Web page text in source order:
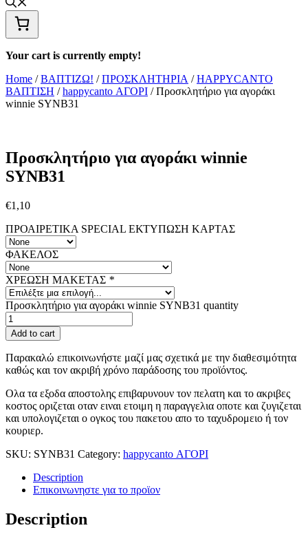
Your cart is currently empty!
Home /ΒΑΠΤΙΖΩ! /ΠΡΟΣΚΛΗΤΗΡΙΑ /HAPPYCANTO
ΒΑΠΤΙΣΗ /happycanto ΑΓΟΡΙ / Προσκλητήριο για αγοράκι
winnie SYNΒ31
Προσκλητήριο για αγοράκι winnie
SYNΒ31
€1,10
ΠΡΟΑΙΡΕΤΙΚΑ SPECIAL ΕΚΤΥΠΩΣΗ KAΡΤΑΣ
ΦΑΚΕΛΟΣ
ΧΡΕΩΣΗ ΜΑΚΕΤΑΣ *
Προσκλητήριο για αγοράκι winnie SYNΒ31 quantity
Add to cart
Παρακαλώ επικοινωνήστε μαζί μας σχετικά με την διαθεσιμότητα
καθώς και τον ακριβή χρόνο παράδοσης του προϊόντος.
Ολα τα εξοδα αποστολης επιβαρυνουν τον πελατη και το ακριβες
κοστος οριζεται οταν ειναι ετοιμη η παραγγελια οποτε και ζυγιζεται
και υπολογιζεται ο ογκος του πακετου απο το ταχυδρομειο ή τον
κουριερ.
SKU: SYNΒ31 Category: happycanto ΑΓΟΡΙ
Description
Επικοινωνηστε για το προϊoν
Description